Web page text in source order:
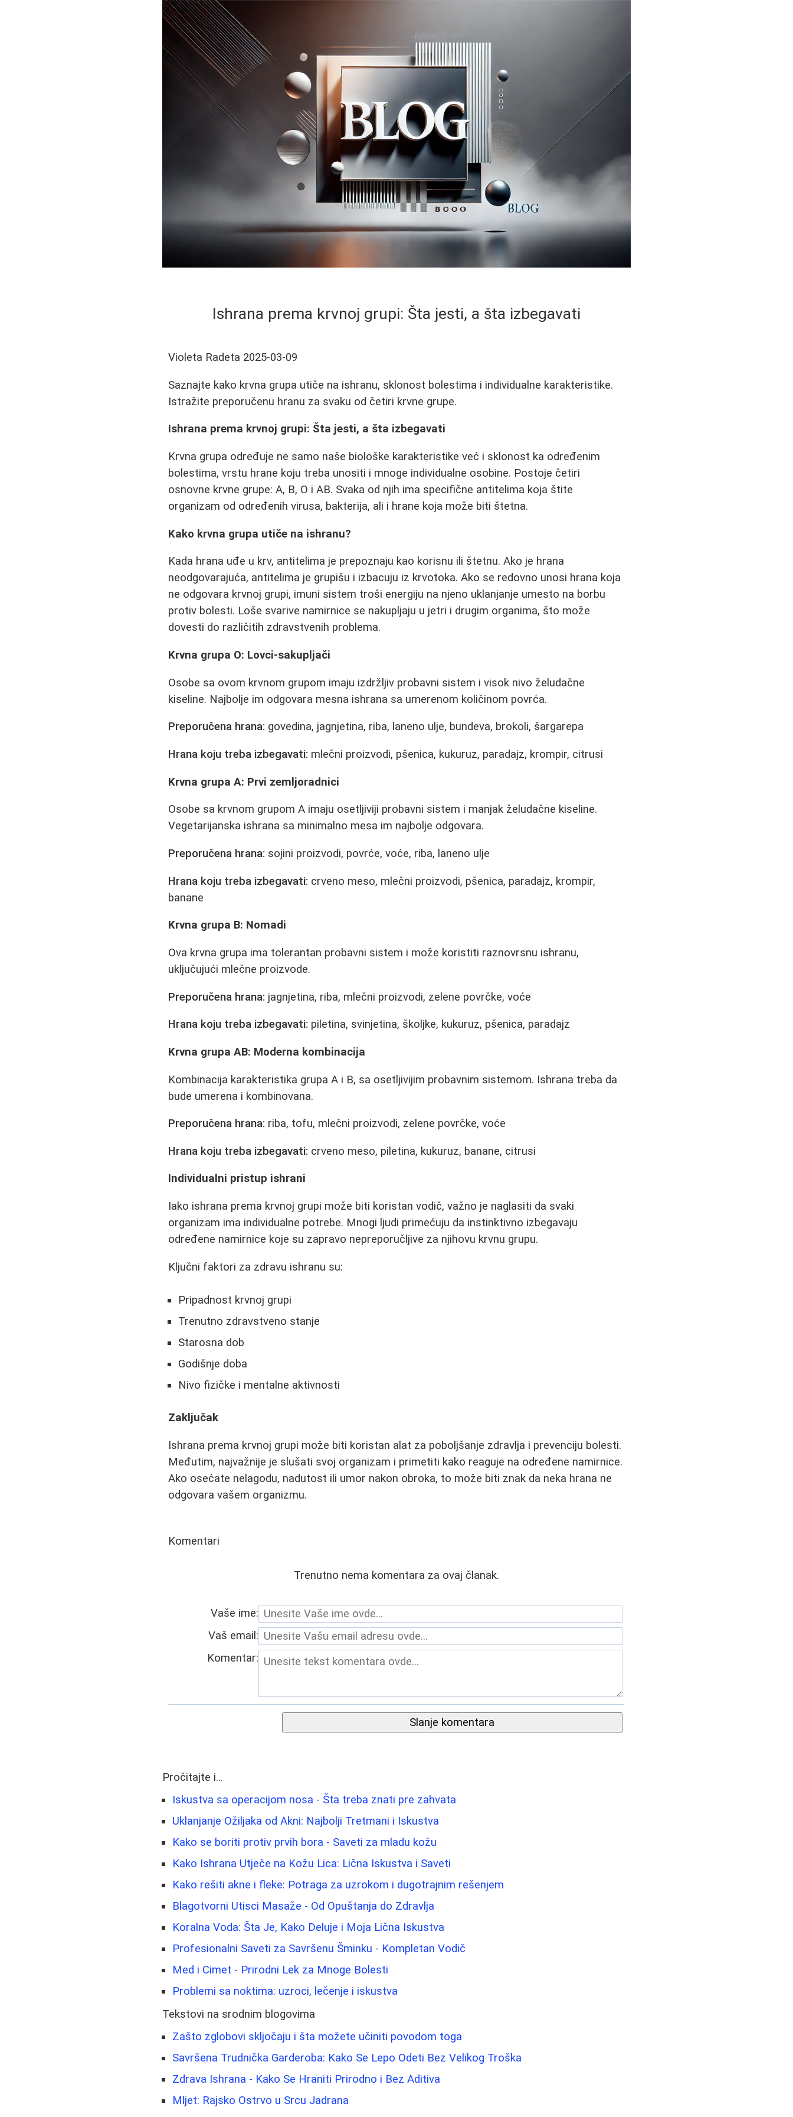
Ishrana prema krvnoj grupi: Šta jesti, a šta izbegavati
Violeta Radeta 2025-03-09
Saznajte kako krvna grupa utiče na ishranu, sklonost bolestima i individualne karakteristike.
Istražite preporučenu hranu za svaku od četiri krvne grupe.
Ishrana prema krvnoj grupi: Šta jesti, a šta izbegavati
Krvna grupa određuje ne samo naše biološke karakteristike već i sklonost ka određenim
bolestima, vrstu hrane koju treba unositi i mnoge individualne osobine. Postoje četiri
osnovne krvne grupe: A, B, O i AB. Svaka od njih ima specifične antitelima koja štite
organizam od određenih virusa, bakterija, ali i hrane koja može biti štetna.
Kako krvna grupa utiče na ishranu?
Kada hrana uđe u krv, antitelima je prepoznaju kao korisnu ili štetnu. Ako je hrana
neodgovarajuća, antitelima je grupišu i izbacuju iz krvotoka. Ako se redovno unosi hrana koja
ne odgovara krvnoj grupi, imuni sistem troši energiju na njeno uklanjanje umesto na borbu
protiv bolesti. Loše svarive namirnice se nakupljaju u jetri i drugim organima, što može
dovesti do različitih zdravstvenih problema.
Krvna grupa O: Lovci-sakupljači
Osobe sa ovom krvnom grupom imaju izdržljiv probavni sistem i visok nivo želudačne
kiseline. Najbolje im odgovara mesna ishrana sa umerenom količinom povrća.
Preporučena hrana: govedina, jagnjetina, riba, laneno ulje, bundeva, brokoli, šargarepa
Hrana koju treba izbegavati: mlečni proizvodi, pšenica, kukuruz, paradajz, krompir, citrusi
Krvna grupa A: Prvi zemljoradnici
Osobe sa krvnom grupom A imaju osetljiviji probavni sistem i manjak želudačne kiseline.
Vegetarijanska ishrana sa minimalno mesa im najbolje odgovara.
Preporučena hrana: sojini proizvodi, povrće, voće, riba, laneno ulje
Hrana koju treba izbegavati: crveno meso, mlečni proizvodi, pšenica, paradajz, krompir,
banane
Krvna grupa B: Nomadi
Ova krvna grupa ima tolerantan probavni sistem i može koristiti raznovrsnu ishranu,
uključujući mlečne proizvode.
Preporučena hrana: jagnjetina, riba, mlečni proizvodi, zelene povrčke, voće
Hrana koju treba izbegavati: piletina, svinjetina, školjke, kukuruz, pšenica, paradajz
Krvna grupa AB: Moderna kombinacija
Kombinacija karakteristika grupa A i B, sa osetljivijim probavnim sistemom. Ishrana treba da
bude umerena i kombinovana.
Preporučena hrana: riba, tofu, mlečni proizvodi, zelene povrčke, voće
Hrana koju treba izbegavati: crveno meso, piletina, kukuruz, banane, citrusi
Individualni pristup ishrani
Iako ishrana prema krvnoj grupi može biti koristan vodič, važno je naglasiti da svaki
organizam ima individualne potrebe. Mnogi ljudi primećuju da instinktivno izbegavaju
određene namirnice koje su zapravo nepreporučljive za njihovu krvnu grupu.
Ključni faktori za zdravu ishranu su:
Pripadnost krvnoj grupi
Trenutno zdravstveno stanje
Starosna dob
Godišnje doba
Nivo fizičke i mentalne aktivnosti
Zaključak
Ishrana prema krvnoj grupi može biti koristan alat za poboljšanje zdravlja i prevenciju bolesti.
Međutim, najvažnije je slušati svoj organizam i primetiti kako reaguje na određene namirnice.
Ako osećate nelagodu, nadutost ili umor nakon obroka, to može biti znak da neka hrana ne
odgovara vašem organizmu.
Komentari
Trenutno nema komentara za ovaj članak.
Vaše ime:
Vaš email:
Komentar:
Slanje komentara
Pročitajte i...
Iskustva sa operacijom nosa - Šta treba znati pre zahvata
Uklanjanje Ožiljaka od Akni: Najbolji Tretmani i Iskustva
Kako se boriti protiv prvih bora - Saveti za mladu kožu
Kako Ishrana Utječe na Kožu Lica: Lična Iskustva i Saveti
Kako rešiti akne i fleke: Potraga za uzrokom i dugotrajnim rešenjem
Blagotvorni Utisci Masaže - Od Opuštanja do Zdravlja
Koralna Voda: Šta Je, Kako Deluje i Moja Lična Iskustva
Profesionalni Saveti za Savršenu Šminku - Kompletan Vodič
Med i Cimet - Prirodni Lek za Mnoge Bolesti
Problemi sa noktima: uzroci, lečenje i iskustva
Tekstovi na srodnim blogovima
Zašto zglobovi skljočaju i šta možete učiniti povodom toga
Savršena Trudnička Garderoba: Kako Se Lepo Odeti Bez Velikog Troška
Zdrava Ishrana - Kako Se Hraniti Prirodno i Bez Aditiva
Mljet: Rajsko Ostrvo u Srcu Jadrana